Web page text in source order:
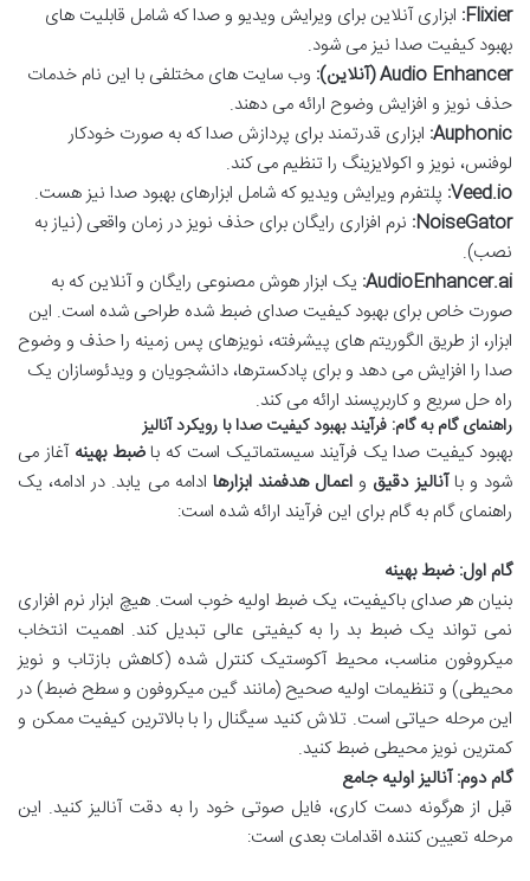
Flixier: ابزاری آنلاین برای ویرایش ویدیو و صدا که شامل قابلیت های
بهبود کیفیت صدا نیز می شود.
Audio Enhancer (آنلاین):
وب سایت های مختلفی با این نام خدمات
حذف نویز و افزایش وضوح ارائه می دهند.
Auphonic: ابزاری قدرتمند برای پردازش صدا که به صورت خودکار
لوفنس، نویز و اکولایزینگ را تنظیم می کند.
Veed.io: پلتفرم ویرایش ویدیو که شامل ابزارهای بهبود صدا نیز هست.
NoiseGator: نرم افزاری رایگان برای حذف نویز در زمان واقعی (نیاز به
نصب).
AudioEnhancer.ai: یک ابزار هوش مصنوعی رایگان و آنلاین که به
صورت خاص برای بهبود کیفیت صدای ضبط شده طراحی شده است. این
ابزار، از طریق الگوریتم های پیشرفته، نویزهای پس زمینه را حذف و وضوح
صدا را افزایش می دهد و برای پادکسترها، دانشجویان و ویدئوسازان یک
راه حل سریع و کاربرپسند ارائه می کند.
راهنمای گام به گام: فرآیند بهبود کیفیت صدا با رویکرد آنالیز
بهبود کیفیت صدا یک فرآیند سیستماتیک است که باضبط بهینه آغاز می
شود و باآنالیز دقیق و اعمال هدفمند ابزارها ادامه می یابد. در ادامه، یک
راهنمای گام به گام برای این فرآیند ارائه شده است:
گام اول: ضبط بهینه
بنیان هر صدای باکیفیت، یک ضبط اولیه خوب است. هیچ ابزار نرم افزاری
نمی تواند یک ضبط بد را به کیفیتی عالی تبدیل کند. اهمیت انتخاب
میکروفون مناسب، محیط آکوستیک کنترل شده (کاهش بازتاب و نویز
محیطی) و تنظیمات اولیه صحیح (مانند گین میکروفون و سطح ضبط) در
این مرحله حیاتی است. تلاش کنید سیگنال را با بالاترین کیفیت ممکن و
کمترین نویز محیطی ضبط کنید.
گام دوم: آنالیز اولیه جامع
قبل از هرگونه دست کاری، فایل صوتی خود را به دقت آنالیز کنید. این
مرحله تعیین کننده اقدامات بعدی است: